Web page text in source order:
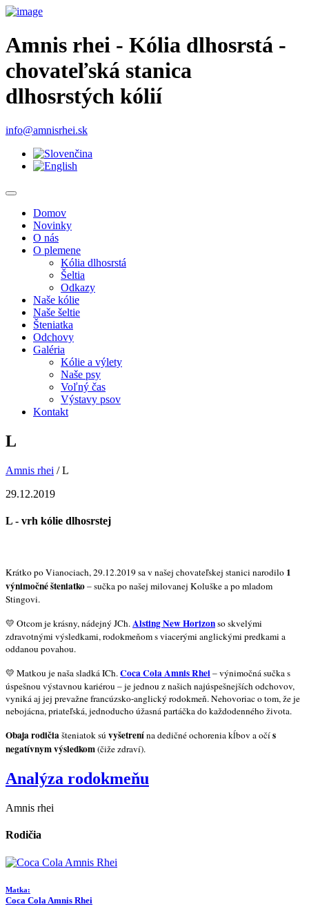
Amnis rhei - Kólia dlhosrstá -
chovateľská stanica
dlhosrstých kólií
info@amnisrhei.sk
Domov
Novinky
O nás
O plemene
Kólia dlhosrstá
Šeltia
Odkazy
Naše kólie
Naše šeltie
Šteniatka
Odchovy
Galéria
Kólie a výlety
Naše psy
Voľný čas
Výstavy psov
Kontakt
L
Amnis rhei /L
29.12.2019
L - vrh kólie dlhosrstej
Krátko po Vianociach, 29.12.2019 sa v našej chovateľskej stanici narodilo 1
výnimočné šteniatko– sučka po našej milovanej Koluške a po mladom
Stingovi.
💛 Otcom je krásny, nádejný JCh.Alsting New Horizonso skvelými
zdravotnými výsledkami, rodokmeňom s viacerými anglickými predkami a
oddanou povahou.
💛 Matkou je naša sladká ICh.Coca Cola Amnis Rhei– výnimočná sučka s
úspešnou výstavnou kariérou – je jednou z našich najúspešnejších odchovov,
vyniká aj jej prevažne francúzsko-anglický rodokmeň. Nehovoriac o tom, že je
nebojácna, priateľská, jednoducho úžasná partáčka do každodenného života.
Obaja rodičiašteniatok sú vyšetrenína dedičné ochorenia kĺbov a očís
negatívnym výsledkom(čiže zdraví).
Analýza rodokmeňu
Amnis rhei
Rodičia
Matka:
Coca Cola Amnis Rhei